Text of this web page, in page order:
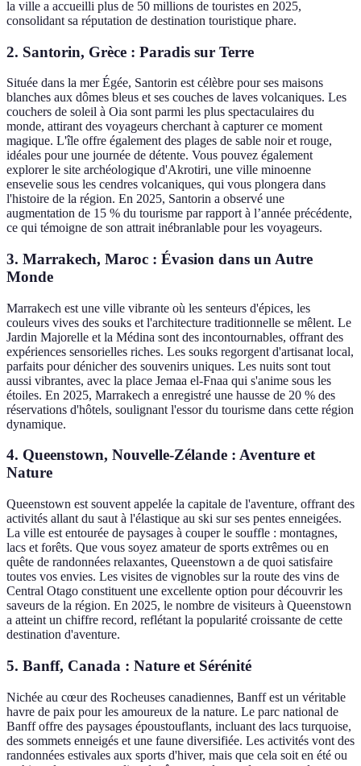
la ville a accueilli plus de 50 millions de touristes en 2025,
consolidant sa réputation de destination touristique phare.
2. Santorin, Grèce : Paradis sur Terre
Située dans la mer Égée, Santorin est célèbre pour ses maisons
blanches aux dômes bleus et ses couches de laves volcaniques. Les
couchers de soleil à Oia sont parmi les plus spectaculaires du
monde, attirant des voyageurs cherchant à capturer ce moment
magique. L'île offre également des plages de sable noir et rouge,
idéales pour une journée de détente. Vous pouvez également
explorer le site archéologique d'Akrotiri, une ville minoenne
ensevelie sous les cendres volcaniques, qui vous plongera dans
l'histoire de la région. En 2025, Santorin a observé une
augmentation de 15 % du tourisme par rapport à l’année précédente,
ce qui témoigne de son attrait inébranlable pour les voyageurs.
3. Marrakech, Maroc : Évasion dans un Autre
Monde
Marrakech est une ville vibrante où les senteurs d'épices, les
couleurs vives des souks et l'architecture traditionnelle se mêlent. Le
Jardin Majorelle et la Médina sont des incontournables, offrant des
expériences sensorielles riches. Les souks regorgent d'artisanat local,
parfaits pour dénicher des souvenirs uniques. Les nuits sont tout
aussi vibrantes, avec la place Jemaa el-Fnaa qui s'anime sous les
étoiles. En 2025, Marrakech a enregistré une hausse de 20 % des
réservations d'hôtels, soulignant l'essor du tourisme dans cette région
dynamique.
4. Queenstown, Nouvelle-Zélande : Aventure et
Nature
Queenstown est souvent appelée la capitale de l'aventure, offrant des
activités allant du saut à l'élastique au ski sur ses pentes enneigées.
La ville est entourée de paysages à couper le souffle : montagnes,
lacs et forêts. Que vous soyez amateur de sports extrêmes ou en
quête de randonnées relaxantes, Queenstown a de quoi satisfaire
toutes vos envies. Les visites de vignobles sur la route des vins de
Central Otago constituent une excellente option pour découvrir les
saveurs de la région. En 2025, le nombre de visiteurs à Queenstown
a atteint un chiffre record, reflétant la popularité croissante de cette
destination d'aventure.
5. Banff, Canada : Nature et Sérénité
Nichée au cœur des Rocheuses canadiennes, Banff est un véritable
havre de paix pour les amoureux de la nature. Le parc national de
Banff offre des paysages époustouflants, incluant des lacs turquoise,
des sommets enneigés et une faune diversifiée. Les activités vont des
randonnées estivales aux sports d'hiver, mais que cela soit en été ou